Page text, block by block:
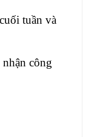
tuần và
công